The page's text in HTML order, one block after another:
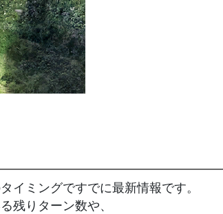
イミングですでに最新情報です。
残りターン数や、